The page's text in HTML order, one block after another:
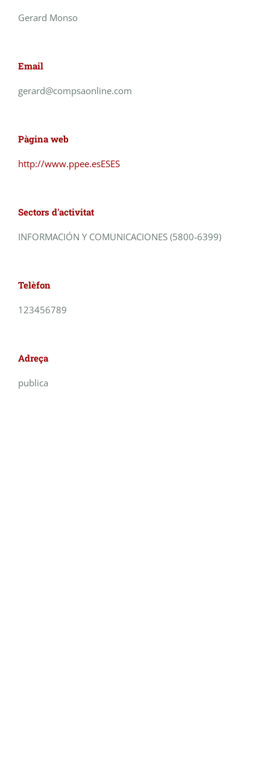
Gerard Monso
Email
gerard@compsaonline.com
Pàgina web
http://www.ppee.esESES
Sectors d'activitat
INFORMACIÓN Y COMUNICACIONES (5800-6399)
Telèfon
123456789
Adreça
publica